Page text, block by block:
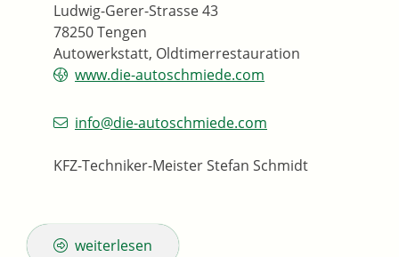
Autowerkstatt, Oldtimerrestauration
Ludwig-Gerer-Strasse 43
78250Tengen
www.die-autoschmiede.com
info@die-autoschmiede.com
KFZ-Techniker-MeisterStefan Schmidt
weiterlesen